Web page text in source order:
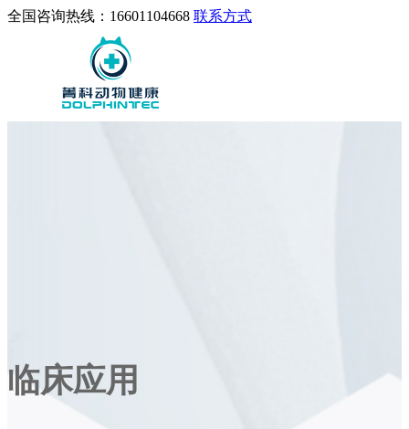
全国咨询热线：16601104668 联系方式
临床应用